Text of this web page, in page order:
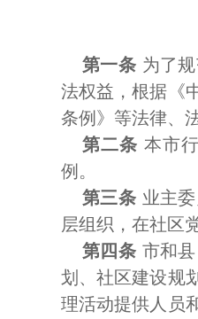
第一条 为了
法权益，根据《
条例》等法律、
第二条 本市
例。
第三条 业主
层组织，在社区
第四条 市和
划、社区建设规
理活动提供人员